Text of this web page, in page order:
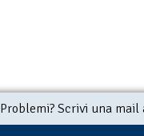
Problemi? Scrivi una